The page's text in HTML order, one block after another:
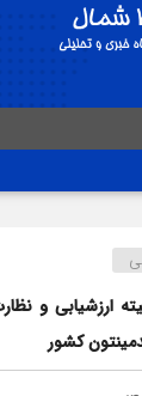
ارزشیابی و
کشور